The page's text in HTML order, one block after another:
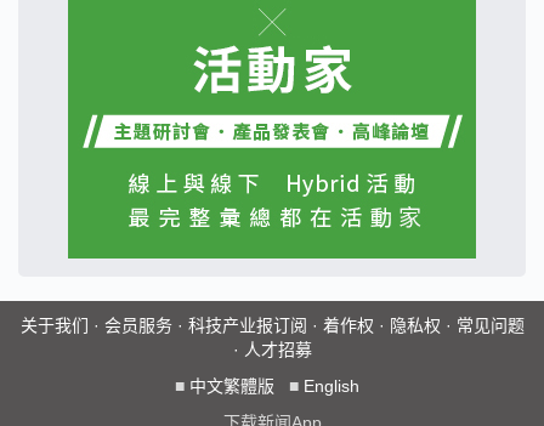
关于我们 · 会员服务· 科技产业报订阅 · 着作权 · 隐私权 · 常见问题
· 人才招募
■ 中文繁體版 ■ English